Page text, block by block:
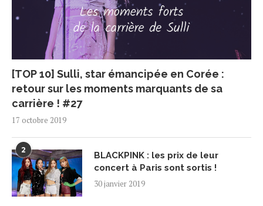
[TOP 10] Sulli, star émancipée en Corée :
retour sur les moments marquants de sa
carrière ! #27
17 octobre 2019
2
BLACKPINK : les prix de leur
concert à Paris sont sortis !
30 janvier 2019